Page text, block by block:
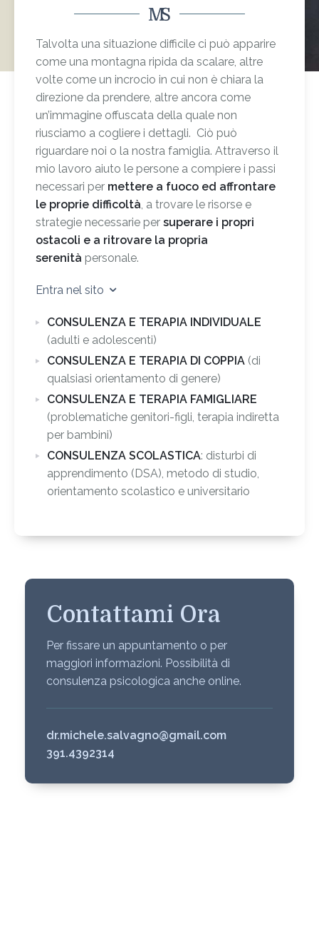
Talvolta una situazione difficile ci può apparire
come una montagna ripida da scalare, altre
volte come un incrocio in cui non è chiara la
direzione da prendere, altre ancora come
un’immagine offuscata della quale non
riusciamo a cogliere i dettagli. Ciò può
riguardare noi o la nostra famiglia. Attraverso il
mio lavoro aiuto le persone a compiere i passi
necessari per mettere a fuoco ed affrontare
le proprie difficoltà, a trovare le risorse e
strategie necessarie per superare i propri
ostacoli e a ritrovare la propria
serenità personale.
Entra nel sito
CONSULENZA E TERAPIA INDIVIDUALE
(adulti e adolescenti)
CONSULENZA E TERAPIA DI COPPIA (di
qualsiasi orientamento di genere)
CONSULENZA E TERAPIA FAMIGLIARE
(problematiche genitori-figli, terapia indiretta
per bambini)
CONSULENZA SCOLASTICA: disturbi di
apprendimento (DSA), metodo di studio,
orientamento scolastico e universitario
Contattami Ora
Per fissare un appuntamento o per
maggiori informazioni. Possibilità di
consulenza psicologica anche online.
dr.michele.salvagno@gmail.com
391.4392314